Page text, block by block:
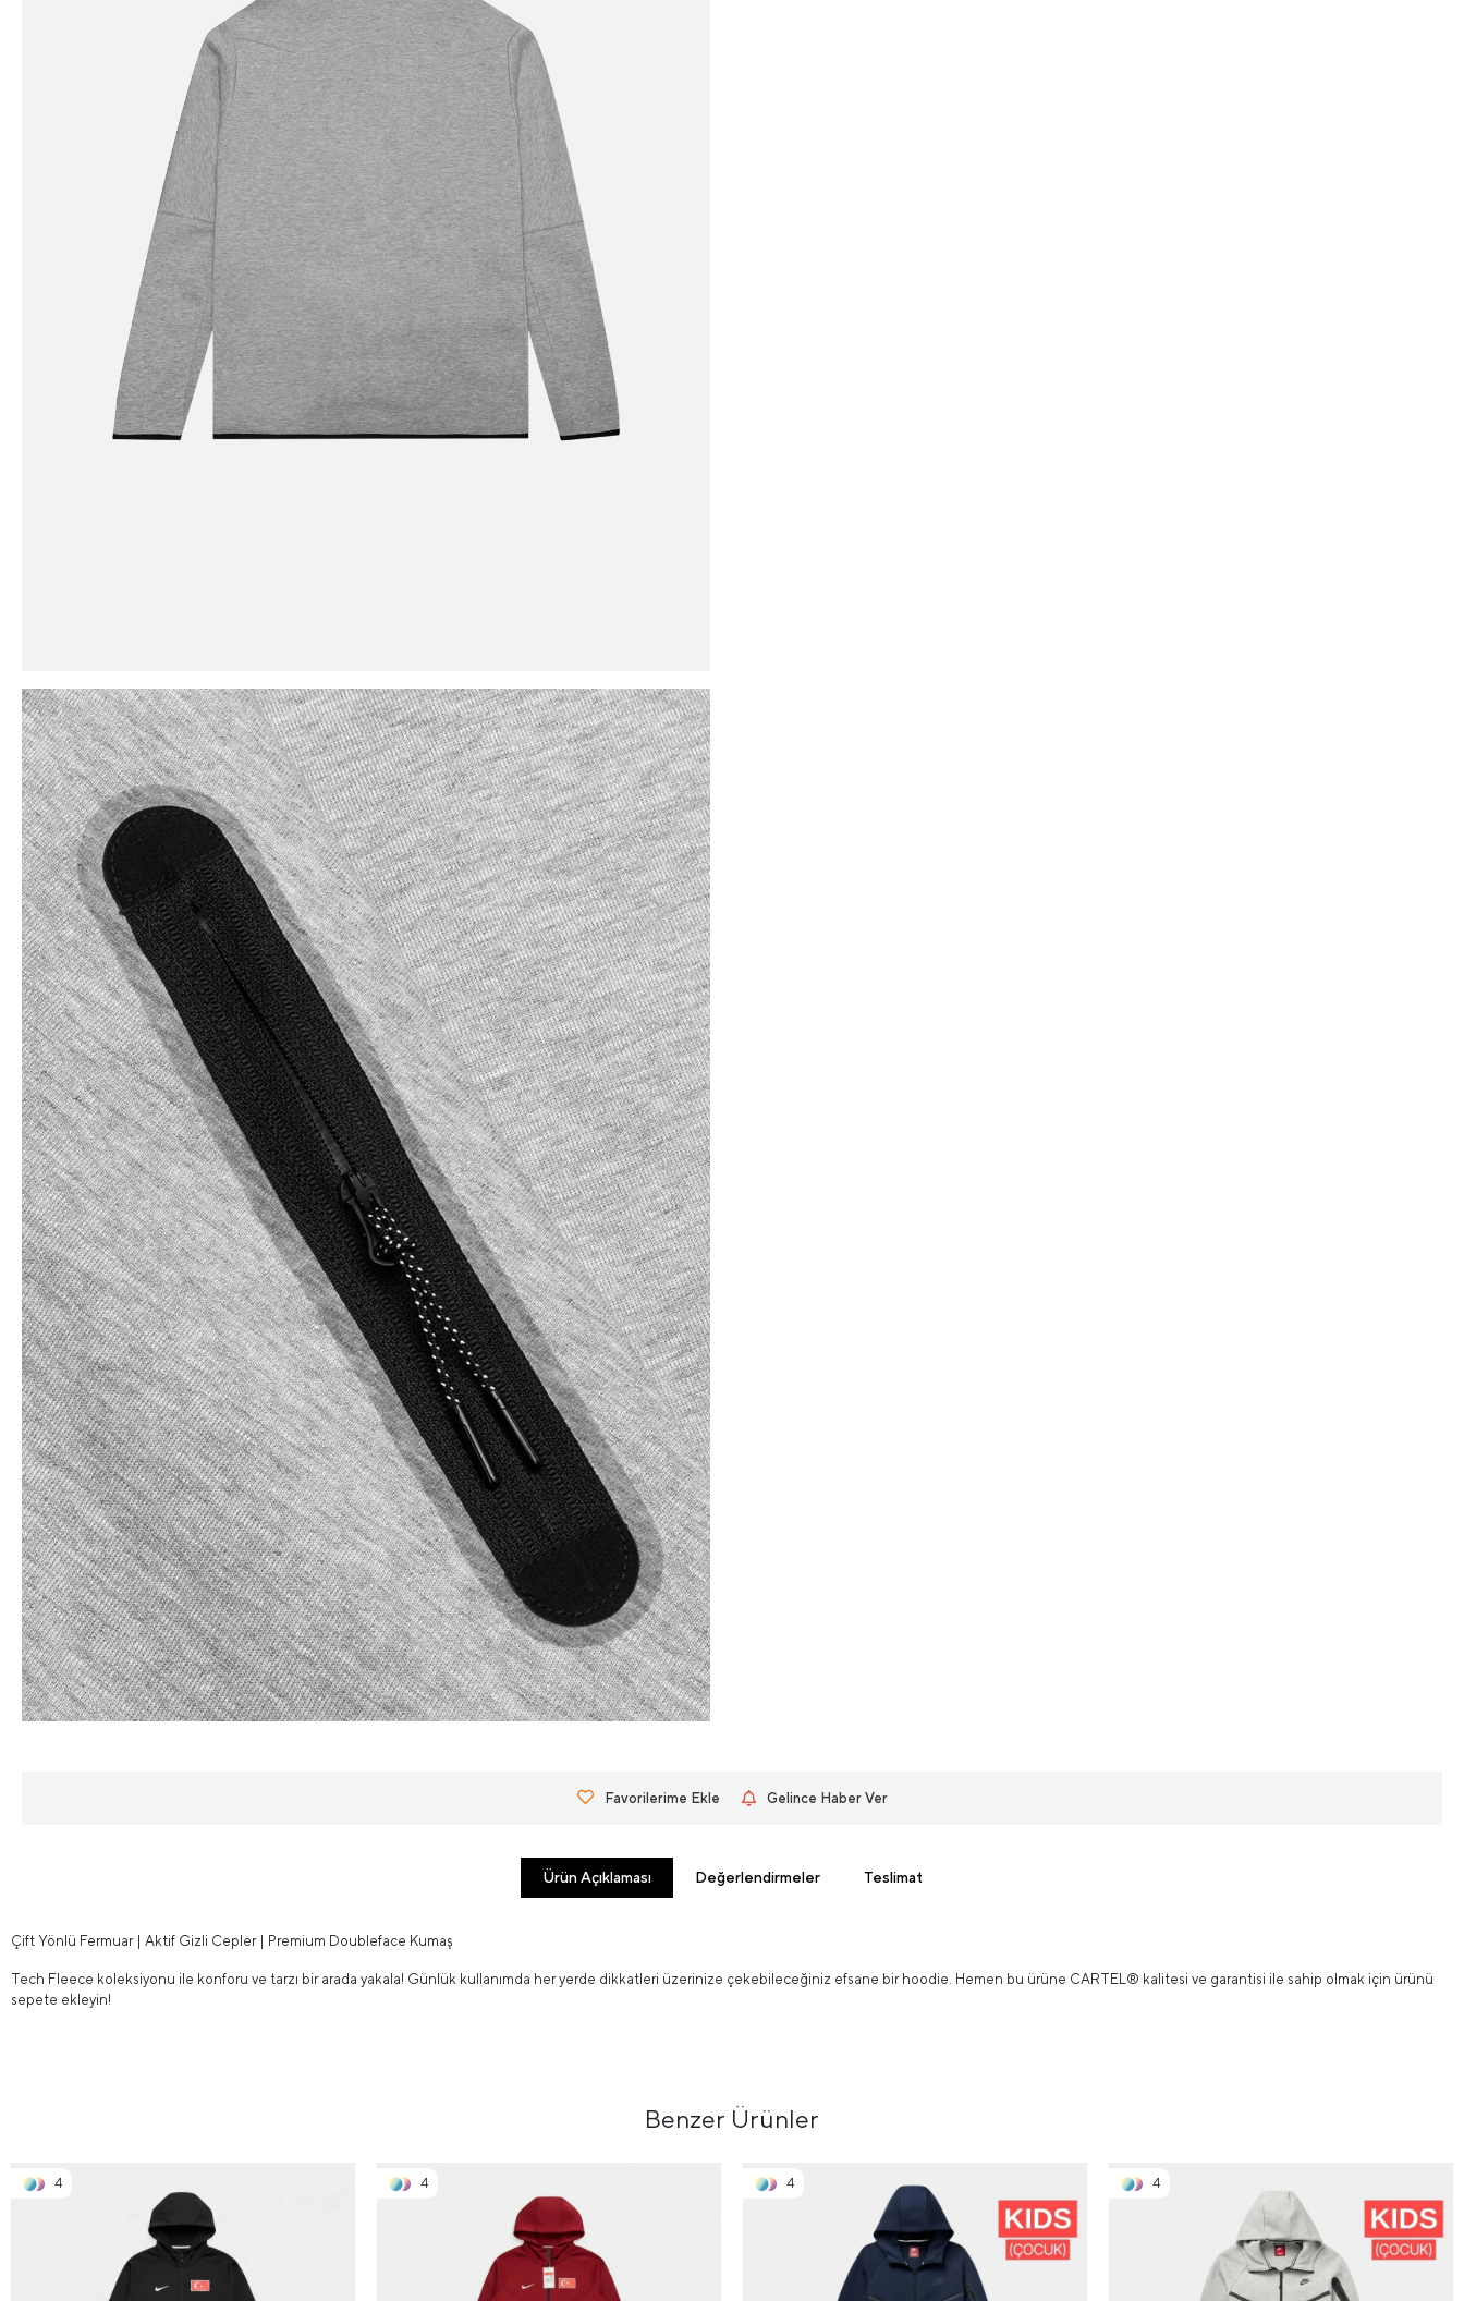
Favorilerime Ekle Gelince Haber Ver
Ürün Açıklaması Değerlendirmeler Teslimat
Çift Yönlü Fermuar | Aktif Gizli Cepler | Premium Doubleface Kumaş
Tech Fleece koleksiyonu ile konforu ve tarzı bir arada yakala! Günlük kullanımda her yerde dikkatleri üzerinize çekebileceğiniz efsane bir hoodie. Hemen bu ürüne CARTEL® kalitesi ve garantisi ile sahip olmak için ürünü
sepete ekleyin!
Benzer Ürünler
4 4 4 4